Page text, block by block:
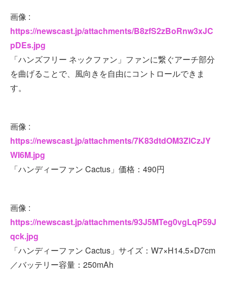
画像 :
https://newscast.jp/attachments/B8zfS2zBoRnw3xJC
pDEs.jpg
「ハンズフリー ネックファン」ファンに繋ぐアーチ部分
を曲げることで、風向きを自由にコントロールできま
す。
画像 :
https://newscast.jp/attachments/7K83dtdOM3ZlCzJY
WI6M.jpg
「ハンディーファン Cactus」価格：490円
画像 :
https://newscast.jp/attachments/93J5MTeg0vgLqP59J
qck.jpg
「ハンディーファン Cactus」サイズ：W7×H14.5×D7cm
／バッテリー容量：250mAh